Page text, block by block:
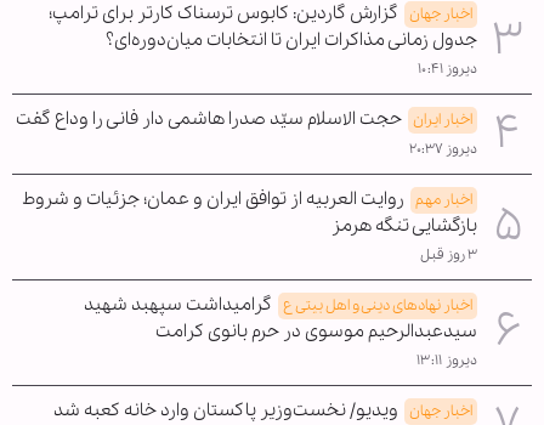
اخبار جهان گزارش گاردین: کابوس ترسناک کارتر برای ترامپ؛
جدول زمانی مذاکرات ایران تا انتخابات میان‌دوره‌ای؟
دیروز ۱۰:۴۱
اخبار ایران حجت الاسلام سیّد صدرا هاشمی دار فانی را وداع گفت
دیروز ۲۰:۳۷
اخبار مهم روایت العربیه از توافق ایران و عمان؛ جزئیات و شروط
بازگشایی تنگه هرمز
۳ روز قبل
اخبار نهادهای دینی و اهل بیتی ع گرامیداشت سپهبد شهید
سیدعبدالرحیم موسوی در حرم بانوی کرامت
دیروز ۱۳:۱۱
اخبار جهان ویدیو/ نخست‌وزیر پاکستان وارد خانه کعبه شد